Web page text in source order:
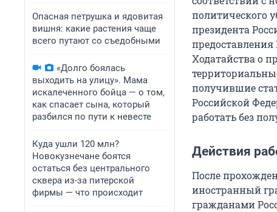
Опасная петрушка и ядовитая
вишня: какие растения чаще
всего путают со съедобными
«Долго боялась
выходить на улицу». Мама
искалеченного бойца — о том,
как спасает сына, который
разбился по пути к невесте
Куда ушли 120 млн?
Новокузнечане боятся
остаться без центрального
сквера из-за питерской
фирмы — что происходит
политического
президента
Ходатайства о
получившие
Российской
работать без
Действия
После
иностранный
гражданами